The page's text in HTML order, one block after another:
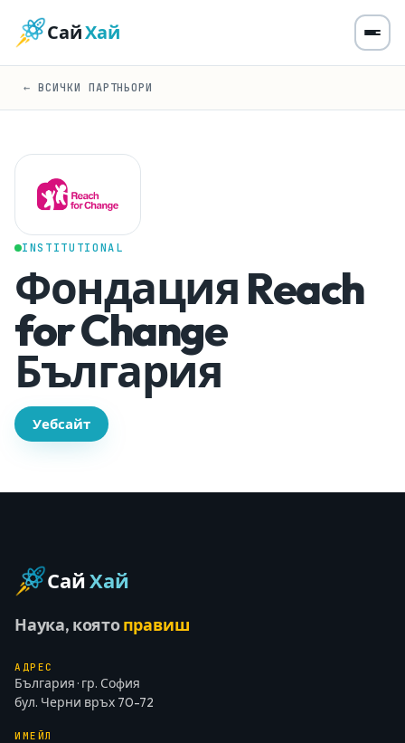
СайХай
← ВСИЧКИ ПАРТНЬОРИ
INSTITUTIONAL
Фондация Reach
for Change
България
Уебсайт
СайХай
Наука, коятоправиш
АДРЕС
България · гр. София
бул. Черни връх 70-72
ИМЕЙЛ